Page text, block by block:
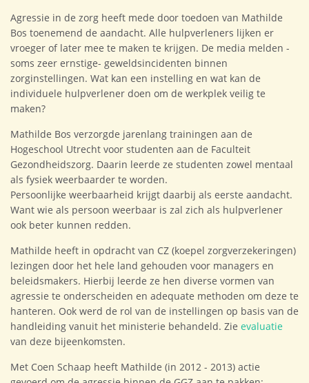
Agressie in de zorg heeft mede door toedoen van Mathilde
Bos toenemend de aandacht. Alle hulpverleners lijken er
vroeger of later mee te maken te krijgen. De media melden -
soms zeer ernstige- geweldsincidenten binnen
zorginstellingen. Wat kan een instelling en wat kan de
individuele hulpverlener doen om de werkplek veilig te
maken?
Mathilde Bos verzorgde jarenlang trainingen aan de
Hogeschool Utrecht voor studenten aan de Faculteit
Gezondheidszorg. Daarin leerde ze studenten zowel mentaal
als fysiek weerbaarder te worden.
Persoonlijke weerbaarheid krijgt daarbij als eerste aandacht.
Want wie als persoon weerbaar is zal zich als hulpverlener
ook beter kunnen redden.
Mathilde heeft in opdracht van CZ (koepel zorgverzekeringen)
lezingen door het hele land gehouden voor managers en
beleidsmakers. Hierbij leerde ze hen diverse vormen van
agressie te onderscheiden en adequate methoden om deze te
hanteren. Ook werd de rol van de instellingen op basis van de
handleiding vanuit het ministerie behandeld. Zie evaluatie
van deze bijeenkomsten.
Met Coen Schaap heeft Mathilde (in 2012 - 2013) actie